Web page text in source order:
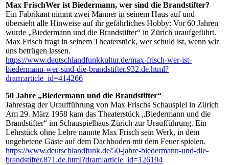
Max FrischWer ist Biedermann, wer sind die Brandstifter?
Ein Fabrikant nimmt zwei Männer in seinem Haus auf und
übersieht alle Hinweise auf ihr gefährliches Hobby: Vor 60 Jahren
wurde „Biedermann und die Brandstifter“ in Zürich uraufgeführt.
Max Frisch fragt in seinem Theaterstück, wer schuld ist, wenn wir
uns betrügen lassen.
https://www.deutschlandfunkkultur.de/max-frisch-wer-ist-
biedermann-wer-sind-die-brandstifter.932.de.html?
dram:article_id=414266
50 Jahre „Biedermann und die Brandstifter“
Jahrestag der Uraufführung von Max Frischs Schauspiel in Zürich
Am 29. März 1958 kam das Theaterstück „Biedermann und die
Brandstifter“ im Schauspielhaus Zürich zur Uraufführung. Ein
Lehrstück ohne Lehre nannte Max Frisch sein Werk, in dem
ungebetene Gäste auf dem Dachboden mit dem Feuer spielen.
https://www.deutschlandfunk.de/50-jahre-biedermann-und-die-
brandstifter.871.de.html?dram:article_id=126194